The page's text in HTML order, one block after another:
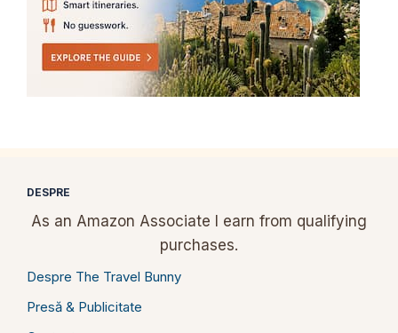
DESPRE
As an Amazon Associate I earn from qualifying
purchases.
Despre The Travel Bunny
Presă & Publicitate